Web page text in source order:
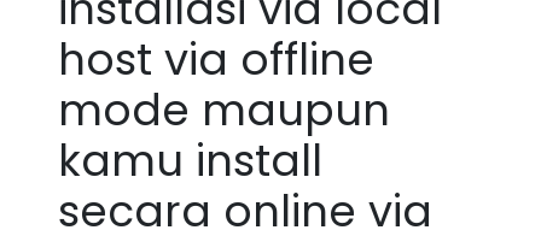
host via offline
mode maupun
kamu install
secara online via